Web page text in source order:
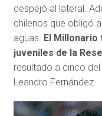
despejó al lateral.
chilenos que obligó
aguas. El Millonario
juveniles de la
resultado a cinco
Leandro Fernández.